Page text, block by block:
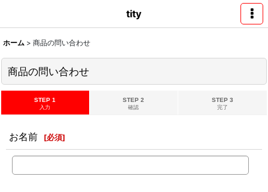
tity
ホーム > 商品の問い合わせ
商品の問い合わせ
STEP 1
入力
STEP 2
確認
STEP 3
完了
お名前 [必須]